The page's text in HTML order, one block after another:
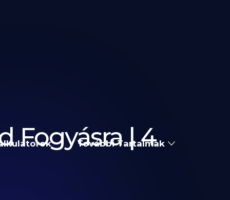
További Tartalmak
Fogyásra | 4